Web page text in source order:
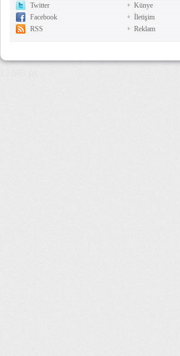
Twitter
Facebook
RSS
Künye
İletişim
Reklam